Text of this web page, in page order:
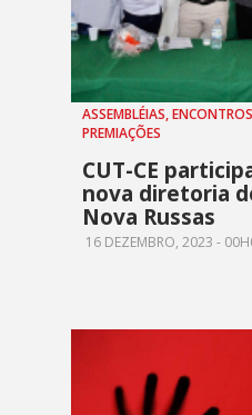
ASSEMBLÉIAS,
PREMIAÇÕES
CUT-CE
nova diretoria
Nova Russas
16 DEZEMBRO, 2023 -